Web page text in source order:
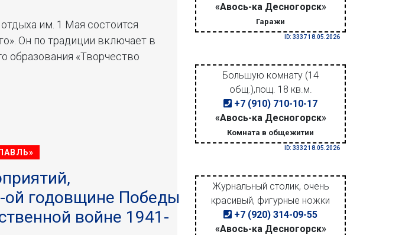
им. 1 Мая состоится
Он по традиции включает в
образования «Творчество
годовщине Победы
войне 1941-
«Авось-ка Десногорск»
Гаражи
ID: 3337 18.05.2026
Большую комнату (14
общ.),пощ. 18 кв.м.
+7 (910) 710-10-17
«Авось-ка Десногорск»
Комната в общежитии
ID: 3332 18.05.2026
Журнальный столик, очень
красивый, фигурные ножки
+7 (920) 314-09-55
«Авось-ка Десногорск»